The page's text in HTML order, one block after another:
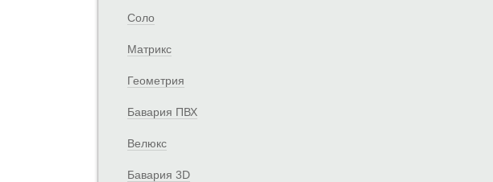
Соло
Матрикс
Геометрия
Бавария ПВХ
Велюкс
Бавария 3D